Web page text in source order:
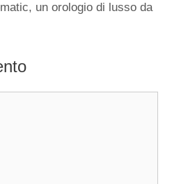
un orologio di lusso da